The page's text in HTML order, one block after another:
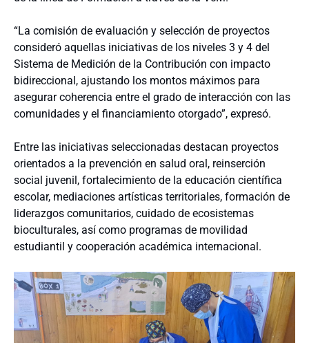
“La comisión de evaluación y selección de proyectos
consideró aquellas iniciativas de los niveles 3 y 4 del
Sistema de Medición de la Contribución con impacto
bidireccional, ajustando los montos máximos para
asegurar coherencia entre el grado de interacción con las
comunidades y el financiamiento otorgado”, expresó.
Entre las iniciativas seleccionadas destacan proyectos
orientados a la prevención en salud oral, reinserción
social juvenil, fortalecimiento de la educación científica
escolar, mediaciones artísticas territoriales, formación de
liderazgos comunitarios, cuidado de ecosistemas
bioculturales, así como programas de movilidad
estudiantil y cooperación académica internacional.